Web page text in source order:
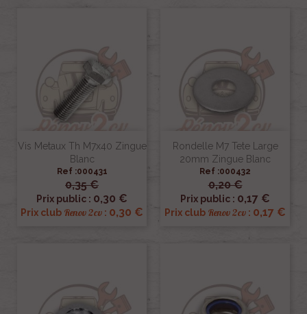
Vis Metaux Th M7x40 Zingue
Blanc
Ref :000431
0,35 €
Prix public : 0,30 €
Prix club Renov 2cv : 0,30 €
Rondelle M7 Tete Large
20mm Zingue Blanc
Ref :000432
0,20 €
Prix public : 0,17 €
Prix club Renov 2cv : 0,17 €